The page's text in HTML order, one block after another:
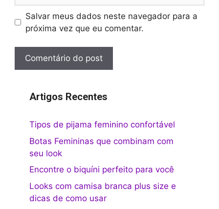
Salvar meus dados neste navegador para a
próxima vez que eu comentar.
Artigos Recentes
Tipos de pijama feminino confortável
Botas Femininas que combinam com
seu look
Encontre o biquíni perfeito para você
Looks com camisa branca plus size e
dicas de como usar